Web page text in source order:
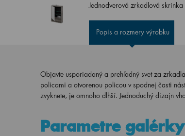
Jednodverová zrkadlová
Popis a rozmery výrobku
Objavte usporiadaný a prehľadný svet za
policami a otvorenou policou v spodnej časti
zvyknete, je omnoho dlhší. Jednoduchý dizajn
Parametre galérky